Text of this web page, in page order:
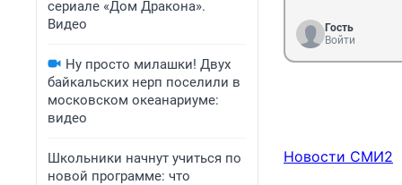
сериале «Дом Дракона».
Видео
Ну просто милашки! Двух
байкальских нерп поселили в
московском океанариуме:
видео
Школьники начнут учиться по
новой программе: что
Гость
Войти
Новости СМИ2